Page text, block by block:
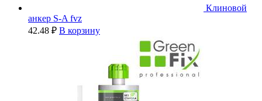
Клиновой
анкер S-A fvz
42.48 ₽ В корзину